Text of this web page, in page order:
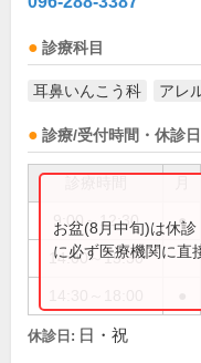
診療科目
耳鼻いんこう科 アレ
診療/受付時間・休診日
9:00～12:30 ●
14:00～15:30
お盆(8月中旬)は休
に必ず医療機関に直
休診日: 日・祝